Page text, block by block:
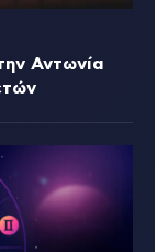
Αντωνία